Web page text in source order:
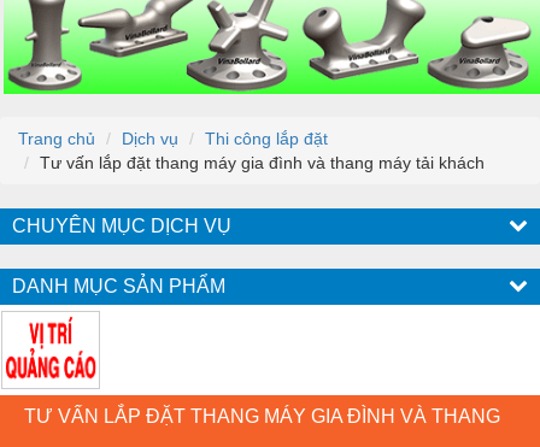
Trang chủ Dịch vụ
Thi công lắp đặt
Tư vấn lắp đặt thang máy gia đình và thang máy tải khách
CHUYÊN MỤC DỊCH VỤ
DANH MỤC SẢN PHẨM
TƯ VẤN LẮP ĐẶT THANG MÁY GIA ĐÌNH VÀ THANG